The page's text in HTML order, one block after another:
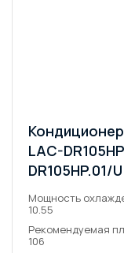
LAC-
DR105HP.01/U
Мощность
10.55
Рекомендуемая
106